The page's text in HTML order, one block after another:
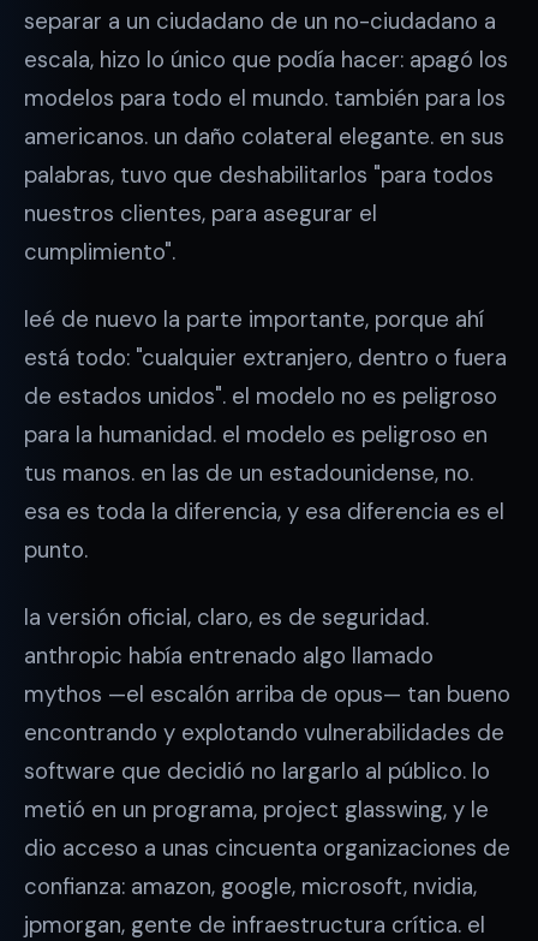
separar a un ciudadano de un no-ciudadano a
escala, hizo lo único que podía hacer: apagó los
modelos para todo el mundo. también para los
americanos. un daño colateral elegante. en sus
palabras, tuvo que deshabilitarlos "para todos
nuestros clientes, para asegurar el
cumplimiento".
leé de nuevo la parte importante, porque ahí
está todo: "cualquier extranjero, dentro o fuera
de estados unidos". el modelo no es peligroso
para la humanidad. el modelo es peligroso en
tus manos. en las de un estadounidense, no.
esa es toda la diferencia, y esa diferencia es el
punto.
la versión oficial, claro, es de seguridad.
anthropic había entrenado algo llamado
mythos —el escalón arriba de opus— tan bueno
encontrando y explotando vulnerabilidades de
software que decidió no largarlo al público. lo
metió en un programa, project glasswing, y le
dio acceso a unas cincuenta organizaciones de
confianza: amazon, google, microsoft, nvidia,
jpmorgan, gente de infraestructura crítica. el